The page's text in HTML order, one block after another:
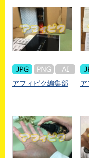
アフィピク編集部